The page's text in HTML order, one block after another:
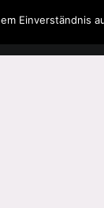
Literatur
Einverständnis